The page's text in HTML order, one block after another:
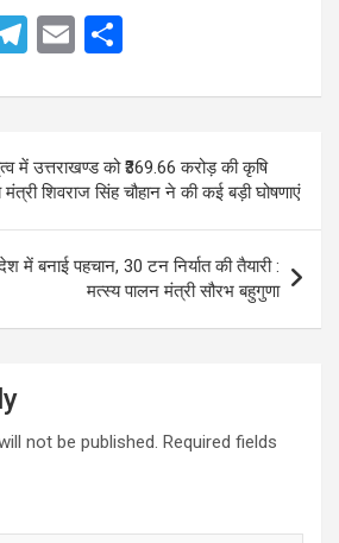
T
e
gr
a
m
E
ail ar
e
में उत्तराखण्ड को ₹369.66 करोड़ की कृषि
शिवराज सिंह चौहान ने की कई बड़ी घोषणाएं
में बनाई पहचान, 30 टन निर्यात की तैयारी :
मत्स्य पालन मंत्री सौरभ बहुगुणा
not be published. Required fields